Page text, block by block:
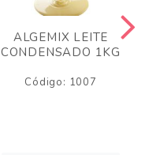
ALGEMIX LEITE
CONDENSADO 1KG
Código: 1007